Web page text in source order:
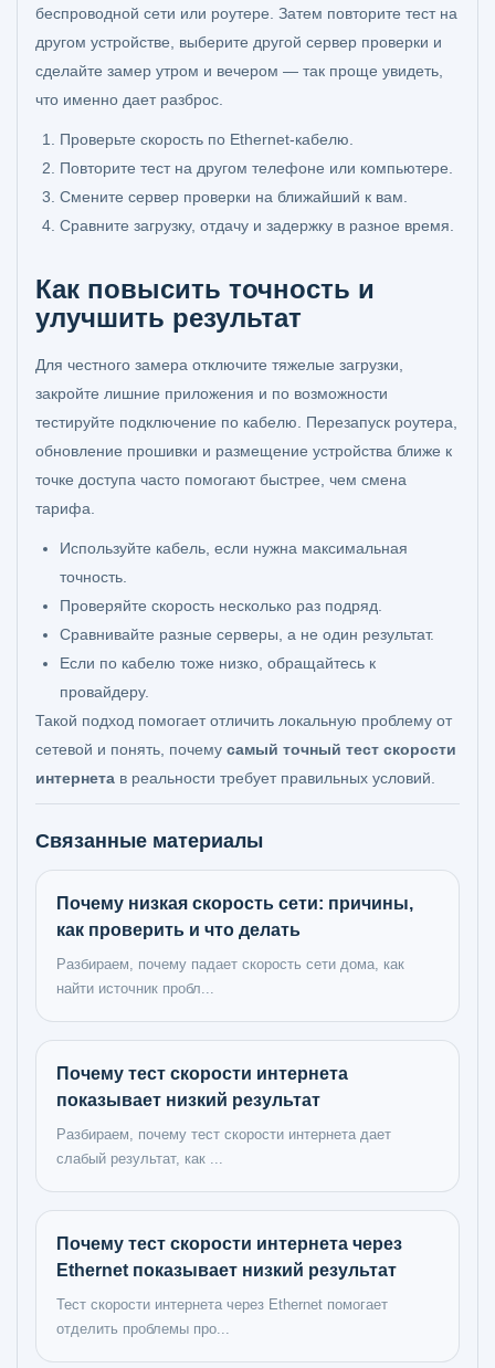
беспроводной сети или роутере. Затем повторите тест на
другом устройстве, выберите другой сервер проверки и
сделайте замер утром и вечером — так проще увидеть,
что именно дает разброс.
Проверьте скорость по Ethernet-кабелю.
Повторите тест на другом телефоне или компьютере.
Смените сервер проверки на ближайший к вам.
Сравните загрузку, отдачу и задержку в разное время.
Как повысить точность и
улучшить результат
Для честного замера отключите тяжелые загрузки,
закройте лишние приложения и по возможности
тестируйте подключение по кабелю. Перезапуск роутера,
обновление прошивки и размещение устройства ближе к
точке доступа часто помогают быстрее, чем смена
тарифа.
Используйте кабель, если нужна максимальная
точность.
Проверяйте скорость несколько раз подряд.
Сравнивайте разные серверы, а не один результат.
Если по кабелю тоже низко, обращайтесь к
провайдеру.
Такой подход помогает отличить локальную проблему от
сетевой и понять, почему самый точный тест скорости
интернета в реальности требует правильных условий.
Связанные материалы
Почему низкая скорость сети: причины,
как проверить и что делать
Разбираем, почему падает скорость сети дома, как
найти источник пробл...
Почему тест скорости интернета
показывает низкий результат
Разбираем, почему тест скорости интернета дает
слабый результат, как ...
Почему тест скорости интернета через
Ethernet показывает низкий результат
Тест скорости интернета через Ethernet помогает
отделить проблемы про...